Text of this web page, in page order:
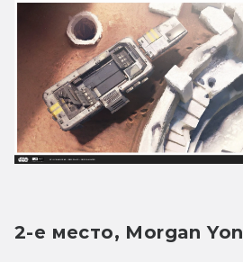
2-е место, Morgan Yon